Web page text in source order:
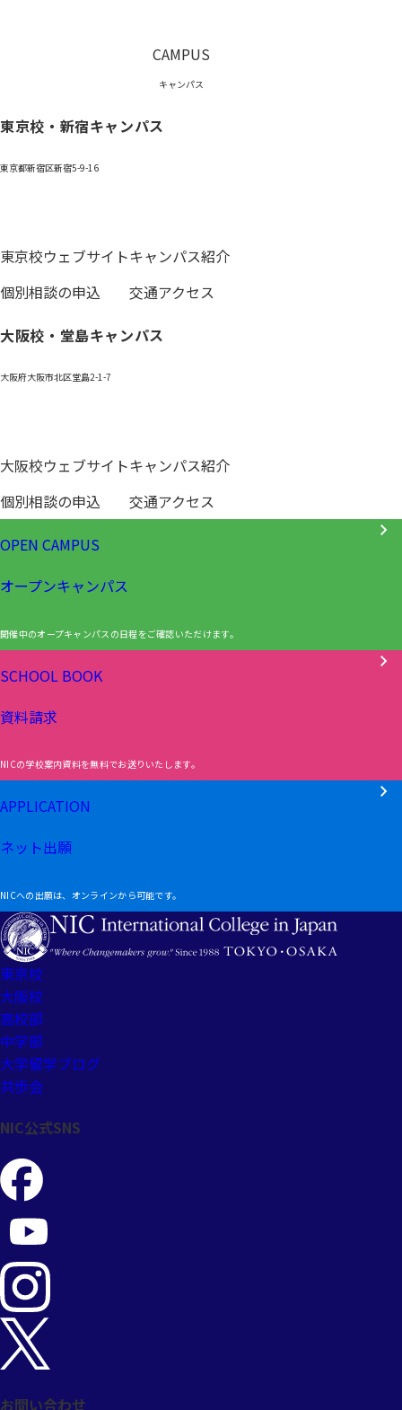
CAMPUS
キャンパス
東京校・新宿キャンパス
東京都新宿区新宿5-9-16
東京校ウェブサイトキャンパス紹介
個別相談の申込
交通アクセス
大阪校・堂島キャンパス
大阪府大阪市北区堂島2-1-7
大阪校ウェブサイトキャンパス紹介
個別相談の申込
交通アクセス
OPEN CAMPUS
オープンキャンパス
開催中のオープキャンパスの日程をご確認いただけます。
SCHOOL BOOK
資料請求
NICの学校案内資料を無料でお送りいたします。
APPLICATION
ネット出願
NICへの出願は、オンラインから可能です。
東京校
大阪校
高校部
中学部
大学留学ブログ
共歩会
NIC公式SNS
お問い合わせ